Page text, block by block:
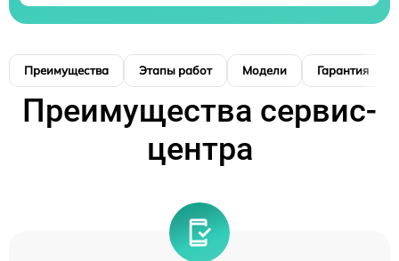
Преимущества Этапы работ Модели Гарантия
Преимущества сервис-
центра